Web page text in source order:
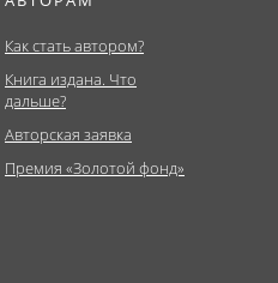
Как стать автором?
Книга издана. Что
дальше?
Авторская заявка
Премия «Золотой фонд»